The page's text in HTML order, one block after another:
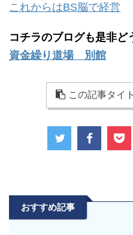
これからはBS脳で経営
コチラのブログも是非ど
資金繰り道場 別館
この記事タイ
おすすめ記事